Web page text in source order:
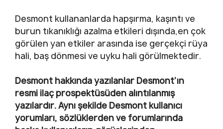
Desmont kullananlarda hapşırma, kaşıntı ve
burun tıkanıklığı azalma etkileri dışında,en çok
görülen yan etkiler arasında ise gerçekçi rüya
hali, baş dönmesi ve uyku hali görülmektedir.
Desmont hakkında yazılanlar Desmont’ın
resmi ilaç prospektüsüden alıntılanmış
yazılardır. Aynı şekilde Desmont kullanıcı
yorumları, sözlüklerden ve forumlarında